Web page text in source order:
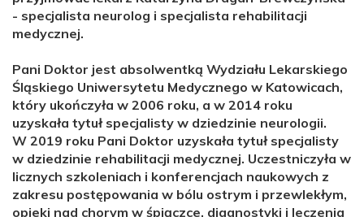
- specjalista neurolog i specjalista rehabilitacji
medycznej.
Pani Doktor jest absolwentką Wydziału Lekarskiego
Śląskiego Uniwersytetu Medycznego w Katowicach,
który ukończyła w 2006 roku, a w 2014 roku
uzyskała tytuł specjalisty w dziedzinie neurologii.
W 2019 roku Pani Doktor uzyskała tytuł specjalisty
w dziedzinie rehabilitacji medycznej. Uczestniczyła w
licznych szkoleniach i konferencjach naukowych z
zakresu postępowania w bólu ostrym i przewlekłym,
opieki nad chorym w śpiączce, diagnostyki i leczenia